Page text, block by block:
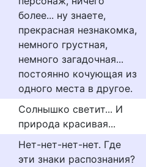
более... ну знаете,
прекрасная незнакомка,
немного грустная,
немного загадочная...
постоянно кочующая из
одного места в другое.
Солнышко светит... И
природа красивая...
Нет-нет-нет-нет. Где
эти знаки распознания?